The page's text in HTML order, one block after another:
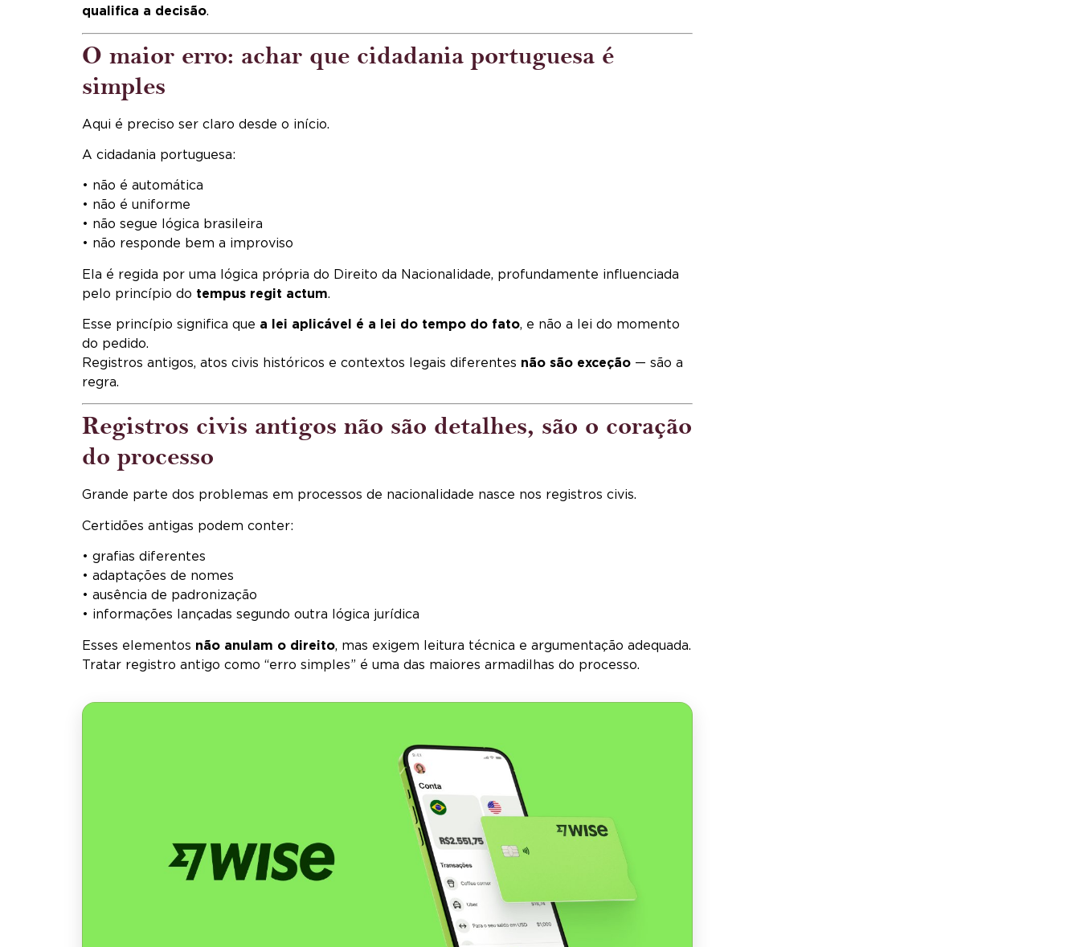
qualifica a decisão.
O maior erro: achar que cidadania portuguesa é
simples
Aqui é preciso ser claro desde o início.
A cidadania portuguesa:
• não é automática
• não é uniforme
• não segue lógica brasileira
• não responde bem a improviso
Ela é regida por uma lógica própria do Direito da Nacionalidade, profundamente influenciada
pelo princípio do tempus regit actum.
Esse princípio significa que a lei aplicável é a lei do tempo do fato, e não a lei do momento
do pedido.
Registros antigos, atos civis históricos e contextos legais diferentes não são exceção — são a
regra.
Registros civis antigos não são detalhes, são o coração
do processo
Grande parte dos problemas em processos de nacionalidade nasce nos registros civis.
Certidões antigas podem conter:
• grafias diferentes
• adaptações de nomes
• ausência de padronização
• informações lançadas segundo outra lógica jurídica
Esses elementos não anulam o direito, mas exigem leitura técnica e argumentação adequada.
Tratar registro antigo como “erro simples” é uma das maiores armadilhas do processo.